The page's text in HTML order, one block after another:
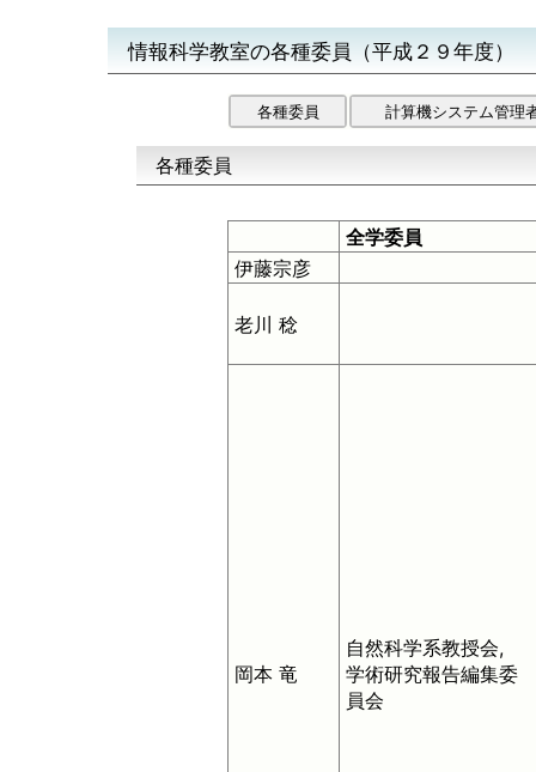
情報科学教室の各種委員（平成２９年度）
各種委員 計算機システム管理
各種委員
全学委員
伊藤宗彦
老川 稔
岡本 竜
自然科学系教授会,
学術研究報告編集委
員会